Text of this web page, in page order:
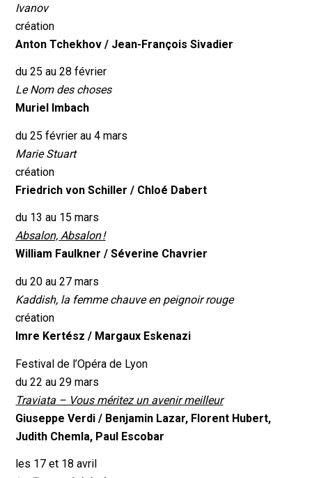
Ivanov
création
Anton Tchekhov / Jean-François Sivadier
du 25 au 28 février
Le Nom des choses
Muriel Imbach
du 25 février au 4 mars
Marie Stuart
création
Friedrich von Schiller / Chloé Dabert
du 13 au 15 mars
Absalon, Absalon !
William Faulkner /Séverine Chavrier
du 20 au 27 mars
Kaddish, la femme chauve en peignoir rouge
création
Imre Kertész / Margaux Eskenazi
Festival de l’Opéra de Lyon
du 22 au 29 mars
Traviata – Vous méritez un avenir meilleur
Giuseppe Verdi / Benjamin Lazar, Florent Hubert,
Judith Chemla, Paul Escobar
les 17 et 18 avril